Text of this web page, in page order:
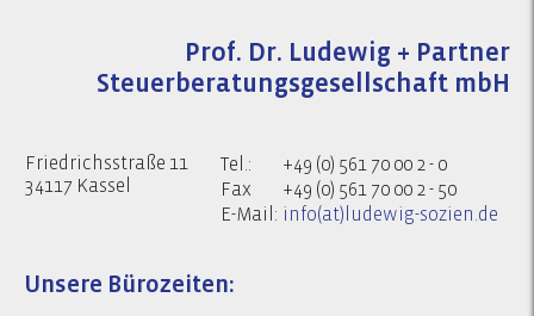
Prof. Dr. Ludewig + Partner
Steuerberatungsgesellschaft mbH
Friedrichsstraße 11
34117 Kassel
Tel.:
+49 (0) 561 70 00 2 - 0
Fax
+49 (0) 561 70 00 2 - 50
E-Mail: info(at)ludewig-sozien.de
Unsere Bürozeiten: